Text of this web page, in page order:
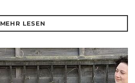
MEHR LESEN